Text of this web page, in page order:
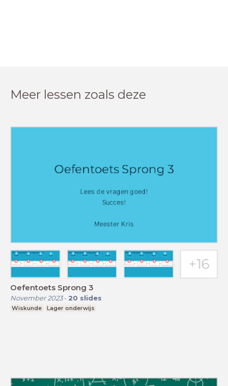
Meer lessen zoals deze
Oefentoets Sprong 3
November 2023- 20 slides
Wiskunde Lager onderwijs